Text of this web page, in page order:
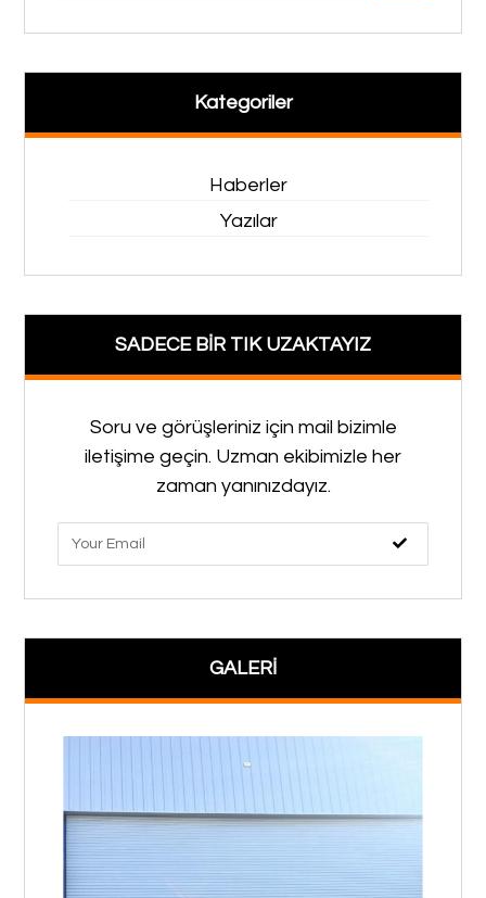
Kategoriler
Haberler
Yazılar
SADECE BİR TIK UZAKTAYIZ
Soru ve görüşleriniz için mail bizimle
iletişime geçin. Uzman ekibimizle her
zaman yanınızdayız.
GALERİ